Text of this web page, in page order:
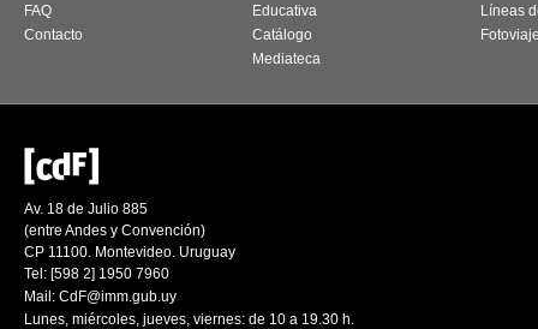
FAQ
Contacto
Educativa
Catálogo
Mediateca
Líneas
Av. 18 de Julio 885
(entre Andes y Convención)
CP 11100. Montevideo. Uruguay
Tel: [598 2] 1950 7960
Mail: CdF@imm.gub.uy
Lunes, miércoles, jueves, viernes: de 10 a 19.30 h.